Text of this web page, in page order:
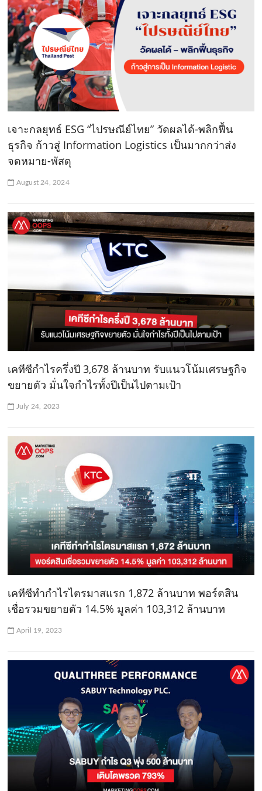
เจาะกลยุทธ์ ESG “ไปรษณีย์ไทย” วัดผลได้-พลิกฟื้น
ธุรกิจ ก้าวสู่ Information Logistics เป็นมากกว่าส่ง
จดหมาย-พัสดุ
August 24, 2024
เคทีซีกำไรครึ่งปี 3,678 ล้านบาท รับแนวโน้มเศรษฐกิจ
ขยายตัว มั่นใจกำไรทั้งปีเป็นไปตามเป้า
July 24, 2023
เคทีซีทำกำไรไตรมาสแรก 1,872 ล้านบาท พอร์ตสิน
เชื่อรวมขยายตัว 14.5% มูลค่า 103,312 ล้านบาท
April 19, 2023